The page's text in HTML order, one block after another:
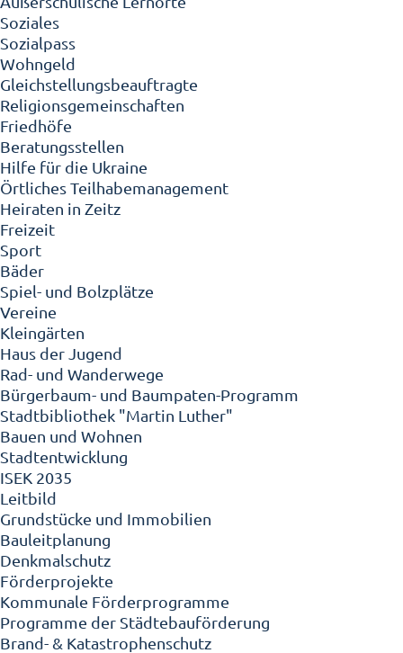
Soziales
Sozialpass
Wohngeld
Gleichstellungsbeauftragte
Religionsgemeinschaften
Friedhöfe
Beratungsstellen
Hilfe für die Ukraine
Örtliches Teilhabemanagement
Heiraten in Zeitz
Freizeit
Sport
Bäder
Spiel- und Bolzplätze
Vereine
Kleingärten
Haus der Jugend
Rad- und Wanderwege
Bürgerbaum- und Baumpaten-Programm
Stadtbibliothek "Martin Luther"
Bauen und Wohnen
Stadtentwicklung
ISEK 2035
Leitbild
Grundstücke und Immobilien
Bauleitplanung
Denkmalschutz
Förderprojekte
Kommunale Förderprogramme
Programme der Städtebauförderung
Brand- & Katastrophenschutz